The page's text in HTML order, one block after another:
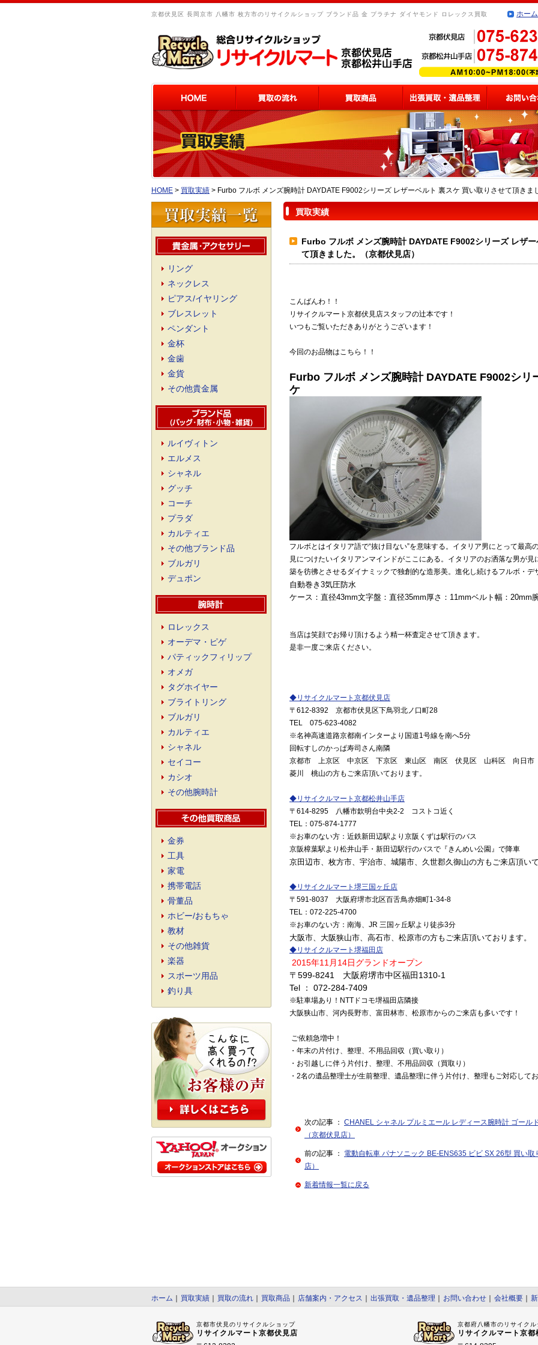
京都伏見区 長岡京市 八幡市 枚方市のリサイクルショップ ブランド品 金 プラチナ ダイヤモンド ロレックス買取 ホーム
HOME > 買取実績 > Furbo フルボ メンズ腕時計 DAYDATE F9002シリーズ レザーベルト 裏スケ 買い取りさせて頂きま
買取実績
Furbo フルボ メンズ腕時計 DAYDATE F9002シリーズ レザ
て頂きました。（京都伏見店）
こんばんわ！！
リサイクルマート京都伏見店スタッフの辻本です！
いつもご覧いただきありがとうございます！
今回のお品物はこちら！！
Furbo フルボ メンズ腕時計 DAYDATE F9002シリ
ケ
フルボとはイタリア語で“抜け目ない”を意味する。イタリア男にとって最高
見につけたいイタリアンマインドがここにある。イタリアのお洒落な男が
築を彷彿とさせるダイナミックで独創的な造形美。進化し続けるフルボ・デ
自動巻き3気圧防水
ケース：直径43mm文字盤：直径35mm厚さ：11mmベルト幅：20mm
当店は笑顔でお帰り頂けるよう精一杯査定させて頂きます。
是非一度ご来店ください。
◆リサイクルマート京都伏見店
〒 612-8392 京都市伏見区下鳥羽北ノ口町28
TEL
075-623-4082
※名神高速道路京都南インターより国道1号線を南へ5分
回転すしのかっぱ寿司さん南隣
京都市 上京区 中京区 下京区 東山区 南区 伏見区 山科区 向日
菱川 桃山の方もご来店頂いております。
◆リサイクルマート京都松井山手店
〒 614-8295 八幡市欽明台中央2-2 コストコ近く
TEL ： 075-874-1777
※お車のない方：近鉄新田辺駅より京阪くずは駅行のバス
京阪樟葉駅より松井山手・新田辺駅行のバスで『きんめい公園』で降車
京田辺市、枚方市、宇治市、城陽市、久世郡久御山の方もご来店頂いて
◆リサイクルマート堺三国ヶ丘店
〒591-8037 大阪府堺市北区百舌鳥赤畑町1-34-8
TEL ：072-225-4700
※お車のない方：南海、JR 三国ヶ丘駅より徒歩3分
大阪市、大阪狭山市、高石市、松原市の方もご来店頂いております。
◆リサイクルマート堺福田店
2015年11月14日グランドオープン
〒599-8241 大阪府堺市中区福田1310-1
Tel ： 072-284-7409
※駐車場あり！NTTドコモ堺福田店隣接
大阪狭山市、河内長野市、富田林市、松原市からのご来店も多いです！
ご依頼急増中！
・年末の片付け、整理、不用品回収（買い取り）
・お引越しに伴う片付け、整理、不用品回収（買取り）
・2名の遺品整理士が生前整理、遺品整理に伴う片付け、整理もご対応してお
次の記事 ： CHANEL シャネル プルミエール レディース腕時計 ゴール
（京都伏見店）
前の記事 ： 電動自転車 パナソニック BE-ENS635 ビビ SX 26型 買い
店）
新着情報一覧に戻る
リング
ネックレス
ピアス/イヤリング
ブレスレット
ペンダント
金杯
金歯
金貨
その他貴金属
ルイヴィトン
エルメス
シャネル
グッチ
コーチ
プラダ
カルティエ
その他ブランド品
ブルガリ
デュポン
ロレックス
オーデマ・ピゲ
パティックフィリップ
オメガ
タグホイヤー
ブライトリング
ブルガリ
カルティエ
シャネル
セイコー
カシオ
その他腕時計
金券
工具
家電
携帯電話
骨董品
ホビー/おもちゃ
教材
その他雑貨
楽器
スポーツ用品
釣り具
ホーム 買取実績 買取の流れ 買取商品 店舗案内・アクセス 出張買取・遺品整理 お問い合わせ 会社概要
京都市伏見のリサイクルショップ
リサイクルマート京都伏見店
京都府八幡市のリサイク
リサイクルマート京都